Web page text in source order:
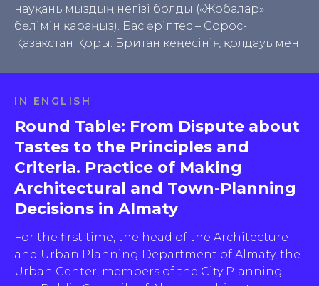
науқанымыздың негізі болды («Жобалар»
бөлімін қараңыз). Бас әріптес – Сорос-
Қазақстан Қоры. Британ кеңесінің қолдауымен.
IN ENGLISH
Round Table: From Dispute about
Tastes to the Principles and
Criteria. Practice of Making
Architectural and Town-Planning
Decisions in Almaty
For the first time, the head of the Architecture
and Urban Planning Department of Almaty, the
Urban Center, members of the City Planning